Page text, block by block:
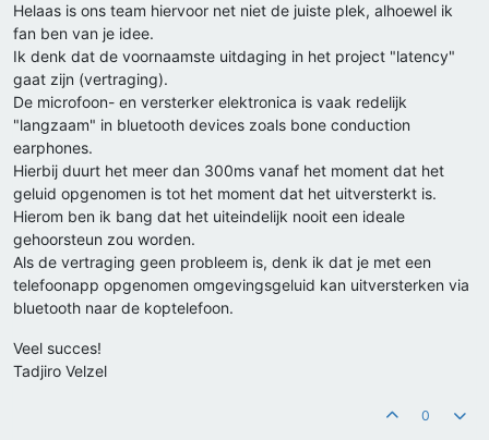
Helaas is ons team hiervoor net niet de juiste plek, alhoewel ik
fan ben van je idee.
Ik denk dat de voornaamste uitdaging in het project "latency"
gaat zijn (vertraging).
De microfoon- en versterker elektronica is vaak redelijk
"langzaam" in bluetooth devices zoals bone conduction
earphones.
Hierbij duurt het meer dan 300ms vanaf het moment dat het
geluid opgenomen is tot het moment dat het uitversterkt is.
Hierom ben ik bang dat het uiteindelijk nooit een ideale
gehoorsteun zou worden.
Als de vertraging geen probleem is, denk ik dat je met een
telefoonapp opgenomen omgevingsgeluid kan uitversterken via
bluetooth naar de koptelefoon.
Veel succes!
Tadjiro Velzel
0